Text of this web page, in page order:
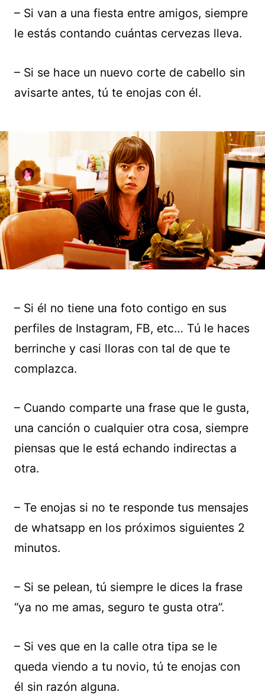
– Si van a una fiesta entre amigos, siempre
le estás contando cuántas cervezas lleva.
– Si se hace un nuevo corte de cabello sin
avisarte antes, tú te enojas con él.
– Si él no tiene una foto contigo en sus
perfiles de Instagram, FB, etc… Tú le haces
berrinche y casi lloras con tal de que te
complazca.
– Cuando comparte una frase que le gusta,
una canción o cualquier otra cosa, siempre
piensas que le está echando indirectas a
otra.
– Te enojas si no te responde tus mensajes
de whatsapp en los próximos siguientes 2
minutos.
– Si se pelean, tú siempre le dices la frase
“ya no me amas, seguro te gusta otra”.
– Si ves que en la calle otra tipa se le
queda viendo a tu novio, tú te enojas con
él sin razón alguna.